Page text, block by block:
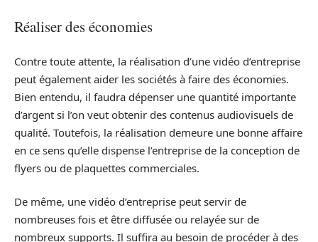
Réaliser des économies
Contre toute attente, la réalisation d’une vidéo d’entreprise
peut également aider les sociétés à faire des économies.
Bien entendu, il faudra dépenser une quantité importante
d’argent si l’on veut obtenir des contenus audiovisuels de
qualité. Toutefois, la réalisation demeure une bonne affaire
en ce sens qu’elle dispense l’entreprise de la conception de
flyers ou de plaquettes commerciales.
De même, une vidéo d’entreprise peut servir de
nombreuses fois et être diffusée ou relayée sur de
nombreux supports. Il suffira au besoin de procéder à des